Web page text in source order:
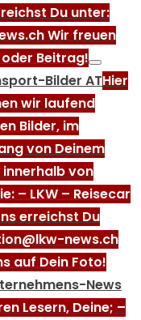
Du unter:
Wir freuen
Beitrag!
Bilder ATHier
wir laufend
Bilder, im
von Deinem
von
– LKW – Reisecar
erreichst Du
news.ch
auf Dein Foto!
News
Lesern, Deine; –